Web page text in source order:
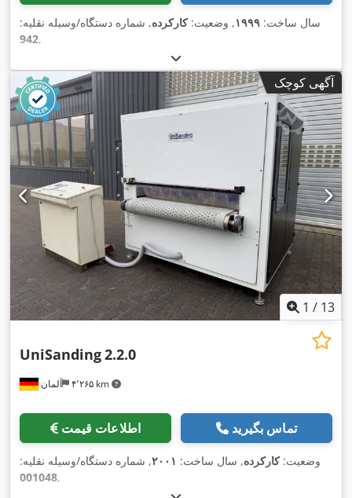
سال ساخت: ۱۹۹۹, وضعیت:کارکرده, شماره دستگاه/وسیله نقلیه:
942,
آگهی کوچک
1 / 13
آلمان ۴٬۲۶۵ km
UniSanding2.2.0
اطلاعات قیمت تماس بگیرید
وضعیت:کارکرده, سال ساخت: ۲۰۰۱, شماره دستگاه/وسیله نقلیه:
001048,